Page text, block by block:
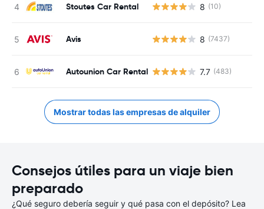
Stoutes Car Rental 8 (10)
Avis 8 (7437)
Autounion Car Rental 7.7 (483)
Mostrar todas las empresas de alquiler
Consejos útiles para un viaje bien
preparado
¿Qué seguro debería seguir y qué pasa con el depósito? Lea